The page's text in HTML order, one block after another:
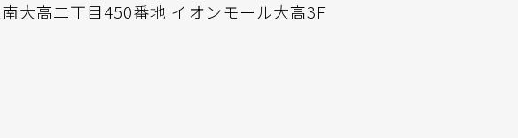
大高二丁目450番地 イオンモール大高3F